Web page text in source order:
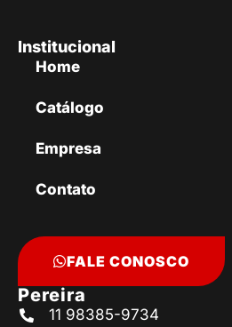
Institucional
Home
Catálogo
Empresa
Contato
FALE CONOSCO
Pereira
11 98385-9734